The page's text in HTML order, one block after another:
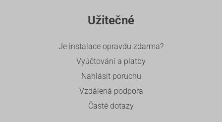
Užitečné
Je instalace opravdu zdarma?
Vyúčtování a platby
Nahlásit poruchu
Vzdálená podpora
Časté dotazy